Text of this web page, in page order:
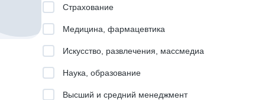
Страхование
Медицина, фармацевтика
Искусство, развлечения, массмедиа
Наука, образование
Высший и средний менеджмент